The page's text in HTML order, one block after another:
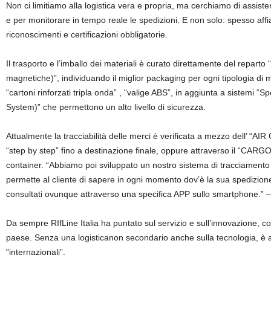
Non ci limitiamo alla logistica vera e propria, ma cerchiamo di
e per monitorare in tempo reale le spedizioni. E non solo: spesso
riconoscimenti e certificazioni obbligatorie.
Il trasporto e l’imballo dei materiali è curato direttamente del
magnetiche)”, individuando il miglior packaging per ogni tipologia di
“cartoni rinforzati tripla onda” , “valige ABS”, in aggiunta a sistemi
System)” che permettono un alto livello di sicurezza.
Attualmente la tracciabilità delle merci è verificata a mezzo dell’
“step by step” fino a destinazione finale, oppure attraverso il
container. “Abbiamo poi sviluppato un nostro sistema di
permette al cliente di sapere in ogni momento dov’è la sua
consultati ovunque attraverso una specifica APP sullo smartphone.”
Da sempre RIfLine Italia ha puntato sul servizio e sull’innovazione,
paese. Senza una logisticanon secondario anche sulla tecnologia,
“internazionali”.